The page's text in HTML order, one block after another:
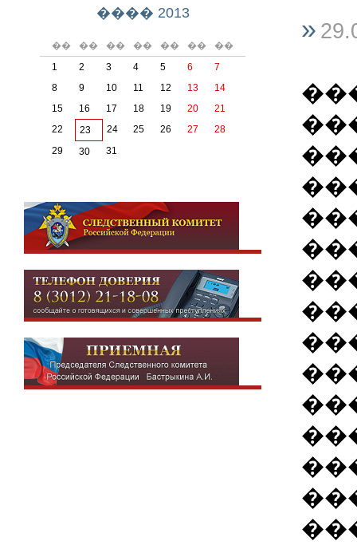
���� 2013
�� �� �� �� �� ��
��
1
2 3 4 5 6
7
8
9 10 11 12 13
14
15
16 17 18 19 20
21
22
23 24 25 26 27
28
29
30 31
»